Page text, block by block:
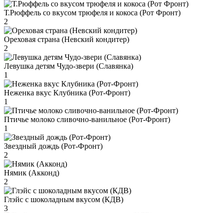
Т.Рюффель со вкусом трюфеля и кокоса (Рот Фронт)
2
Ореховая страна (Невский кондитер)
2
Левушка детям Чудо-звери (Славянка)
1
Неженка вкус Клубника (Рот-Фронт)
1
Птичье молоко сливочно-ванильное (Рот-Фронт)
1
Звездный дождь (Рот-Фронт)
2
Нямик (Акконд)
2
Глэйс с шоколадным вкусом (КДВ)
3